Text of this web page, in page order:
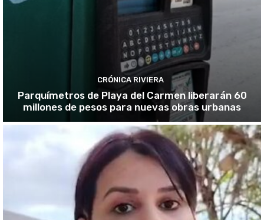
CRÓNICA RIVIERA
Parquímetros de Playa del Carmen liberarán 60
millones de pesos para nuevas obras urbanas